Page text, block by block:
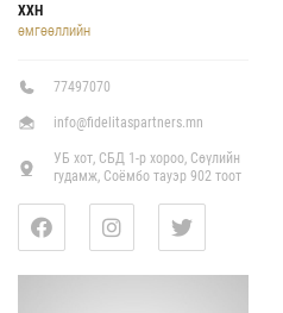
ХХН
ӨМГӨӨЛЛИЙН
77497070
info@fidelitaspartners.mn
УБ хот, СБД 1-р хороо, Сөүлийн
гудамж, Соёмбо тауэр 902 тоот